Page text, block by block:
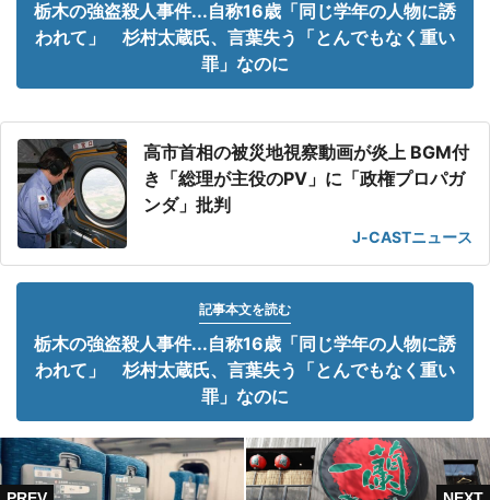
栃木の強盗殺人事件...自称16歳「同じ学年の人物に誘
われて」 杉村太蔵氏、言葉失う「とんでもなく重い
罪」なのに
高市首相の被災地視察動画が炎上 BGM付
き「総理が主役のPV」に「政権プロパガ
ンダ」批判
J-CASTニュース
記事本文を読む
栃木の強盗殺人事件...自称16歳「同じ学年の人物に誘
われて」 杉村太蔵氏、言葉失う「とんでもなく重い
罪」なのに